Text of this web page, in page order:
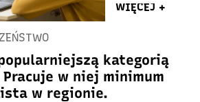
WIĘCEJ +
kategorią
w niej minimum
w regionie.